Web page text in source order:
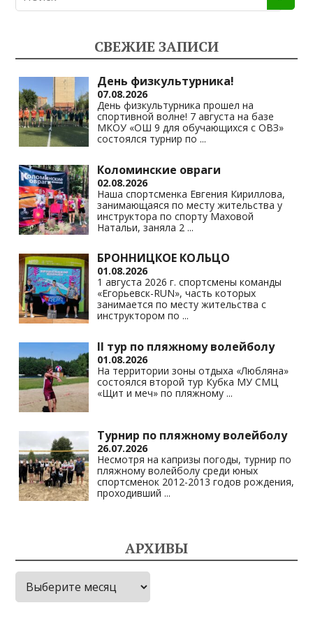
o
as
s
ni
ki
gr
a
m
s
A
p
p
y
Li
n
k
СВЕЖИЕ ЗАПИСИ
День физкультурника!
07.08.2026
День физкультурника прошел на
спортивной волне! 7 августа на базе
МКОУ «ОШ 9 для обучающихся с ОВЗ»
состоялся турнир по ...
Коломинские овраги
02.08.2026
Наша спортсменка Евгения Кириллова,
занимающаяся по месту жительства у
инструктора по спорту Маховой
Натальи, заняла 2 ...
БРОННИЦКОЕ КОЛЬЦО
01.08.2026
1 августа 2026 г. спортсмены команды
«Егорьевск-RUN», часть которых
занимается по месту жительства с
инструктором по ...
II тур по пляжному волейболу
01.08.2026
На территории зоны отдыха «Любляна»
состоялся второй тур Кубка МУ СМЦ
«Щит и меч» по пляжному ...
Турнир по пляжному волейболу
26.07.2026
Несмотря на капризы погоды, турнир по
пляжному волейболу среди юных
спортсменок 2012-2013 годов рождения,
проходивший ...
АРХИВЫ
Архивы